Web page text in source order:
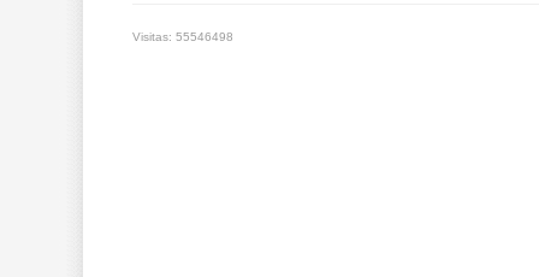
Visitas: 55546498